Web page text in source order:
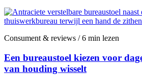
Consument & reviews / 6 min lezen
Een bureaustoel kiezen voor
van houding wisselt